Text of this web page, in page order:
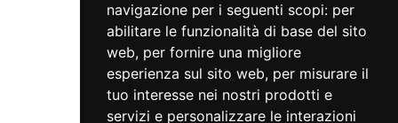
navigazione per i seguenti scopi: per
abilitare le funzionalità di base del sito
web, per fornire una migliore
esperienza sul sito web, per misurare il
tuo interesse nei nostri prodotti e
servizi e personalizzare le interazioni